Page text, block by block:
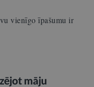
vienīgo īpašumu ir
māju